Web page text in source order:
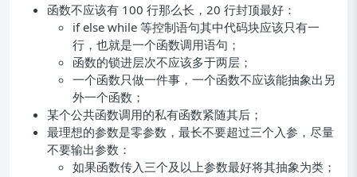
函数不应该有 100 行那么长，20 行封顶最好：
if else while 等控制语句其中代码块应该只有一
行，也就是一个函数调用语句；
函数的锁进层次不应该多于两层；
一个函数只做一件事，一个函数不应该能抽象出另
外一个函数；
某个公共函数调用的私有函数紧随其后；
最理想的参数是零参数，最长不要超过三个入参，尽量
不要输出参数：
如果函数传入三个及以上参数最好将其抽象为类；